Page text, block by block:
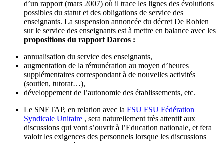
d’un rapport (mars 2007) où il trace les lignes des évolutions
possibles du statut et des obligations de service des
enseignants. La suspension annoncée du décret De Robien
sur le service des enseignants est à mettre en balance avec les
propositions du rapport Darcos :
annualisation du service des enseignants,
augmentation de la rémunération au moyen d’heures
supplémentaires correspondant à de nouvelles activités
(soutien, tutorat…),
développement de l’autonomie des établissements, etc.
Le SNETAP, en relation avec la FSU FSU Fédération
Syndicale Unitaire , sera naturellement très attentif aux
discussions qui vont s’ouvrir à l’Education nationale, et fera
valoir les exigences des personnels lorsque les discussions